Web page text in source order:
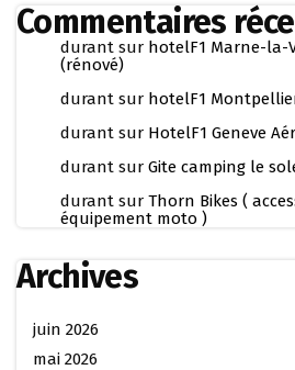
Commentaires
durant sur hotelF1 Marne-la-
(rénové)
durant sur hotelF1
durant sur HotelF1 Geneve
durant sur Gite camping le
durant sur Thorn Bikes (
équipement moto )
Archives
juin 2026
mai 2026